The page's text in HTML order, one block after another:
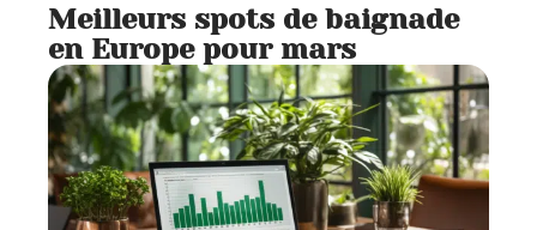
Meilleurs spots de baignade
en Europe pour mars